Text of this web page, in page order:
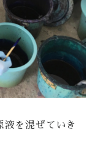
を混ぜていき